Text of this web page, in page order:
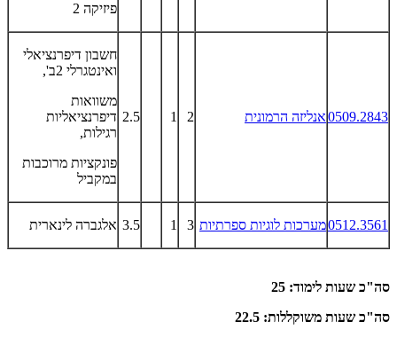
פיזיקה 2
0509.2843אנליזה הרמונית 2
1
2.5
חשבון דיפרנציאלי
ואינטגרלי 2ב',
משוואות
דיפרנציאליות
רגילות,
פונקציות מרוכבות
במקביל
0512.3561מערכות לוגיות ספרתיות 3
1
3.5 אלגברה לינארית
סה"כ שעות לימוד: 25
סה"כ שעות משוקללות: 22.5